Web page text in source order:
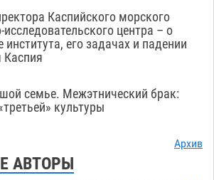
Каспийского морского
исследовательского центра – о
института, его задачах и падении
Каспия
семье. Межэтнический брак:
культуры
Архив
АВТОРЫ